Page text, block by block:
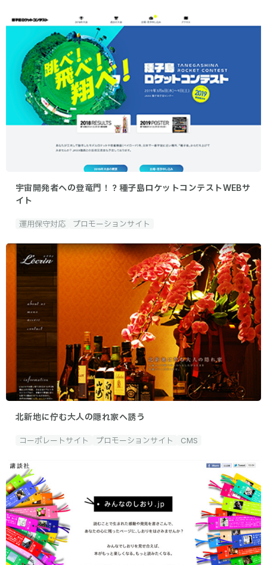
宇宙開発者への登竜門！？種子島ロケットコンテストWEBサ
イト
運用保守対応 プロモーションサイト
北新地に佇む大人の隠れ家へ誘う
コーポレートサイト プロモーションサイト CMS